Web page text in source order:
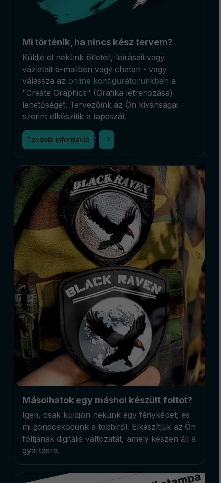
Mi történik, ha nincs kész tervem?
Küldje el nekünk ötleteit, leírásait vagy
vázlatait e-mailben vagy chaten - vagy
válassza az online konfigurátorunkban a
"Create Graphics" (Grafika létrehozása)
lehetőséget. Tervezőink az Ön kívánságai
szerint elkészítik a tapaszát.
További információ :
Másolhatok egy máshol készült foltot?
Igen, csak küldjön nekünk egy fényképet, és
mi gondoskodunk a többiről. Elkészítjük az Ön
foltjának digitális változatát, amely készen áll a
gyártásra.